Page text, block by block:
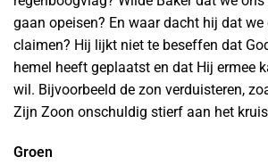
gaan opeisen? En waar dacht hij dat
claimen? Hij lijkt niet te beseffen dat
hemel heeft geplaatst en dat Hij ermee
wil. Bijvoorbeeld de zon verduisteren,
Zijn Zoon onschuldig stierf aan het
Groen